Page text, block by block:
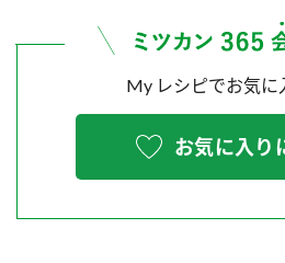
炊き込みご飯の素
PIN印
スペシャルサイト
お酢を知ろう！
ZENB initiative
MIM（ミツカンミュー
各部門が大切にしてい
販売終了製品のご案内
よくあるご質問
My レシピでお気に
お気に入り